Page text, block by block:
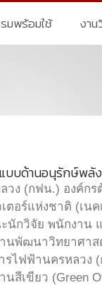
มพร้อมใช้ งา
บบด้านอนุรักษ์พลั
วง (กฟน.) องค์ก
ตอร์แห่งชาติ (เ
นักวิจัย พนักงาน
นพัฒนาวิทยาศา
รไฟฟ้านครหลว
สีเขียว (Green